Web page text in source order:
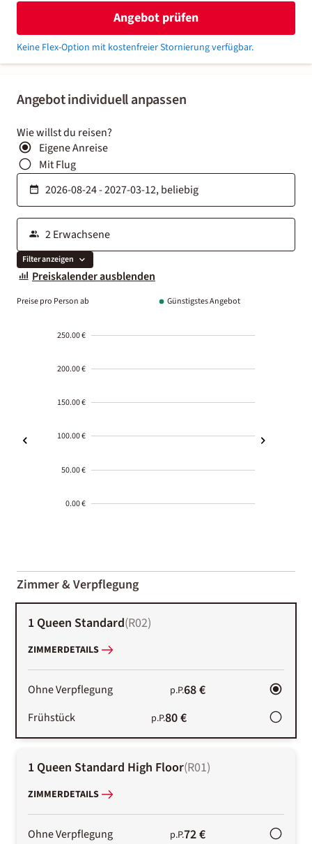
Angebot individuell anpassen
Wie willst du reisen?
Eigene Anreise
Mit Flug
Filter anzeigen
Preiskalender ausblenden
Preise pro Person ab Günstigstes Angebot
250.00 €
200.00 €
150.00 €
100.00 €
50.00 €
0.00 €
01-02
Zimmer & Verpflegung
1 Queen Standard(R02)
ZIMMERDETAILS
Ohne Verpflegung p.P.68 €
Frühstück p.P.80 €
1 Queen Standard High Floor(R01)
ZIMMERDETAILS
Ohne Verpflegung p.P.72 €
Angebot prüfen
Keine Flex-Option mit kostenfreier Stornierung verfügbar.